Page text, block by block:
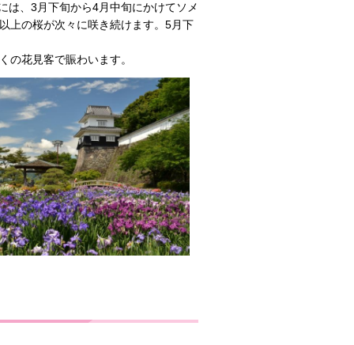
は、3月下旬から4月中旬にかけてソメ
上の桜が次々に咲き続けます。5月下
の花見客で賑わいます。